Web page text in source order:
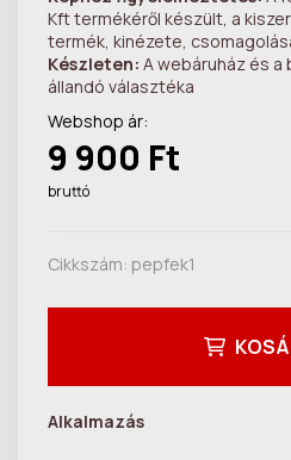
Kft termékéről készült, a
termék, kinézete,
Készleten: A webáruház és
állandó választéka
Webshop ár:
9 900 Ft
bruttó
Cikkszám: pepfek1
Alkalmazás